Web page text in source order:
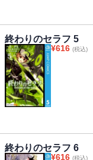
終わりのセラフ 5
¥616 (税込)
終わりのセラフ 6
¥616 (税込)